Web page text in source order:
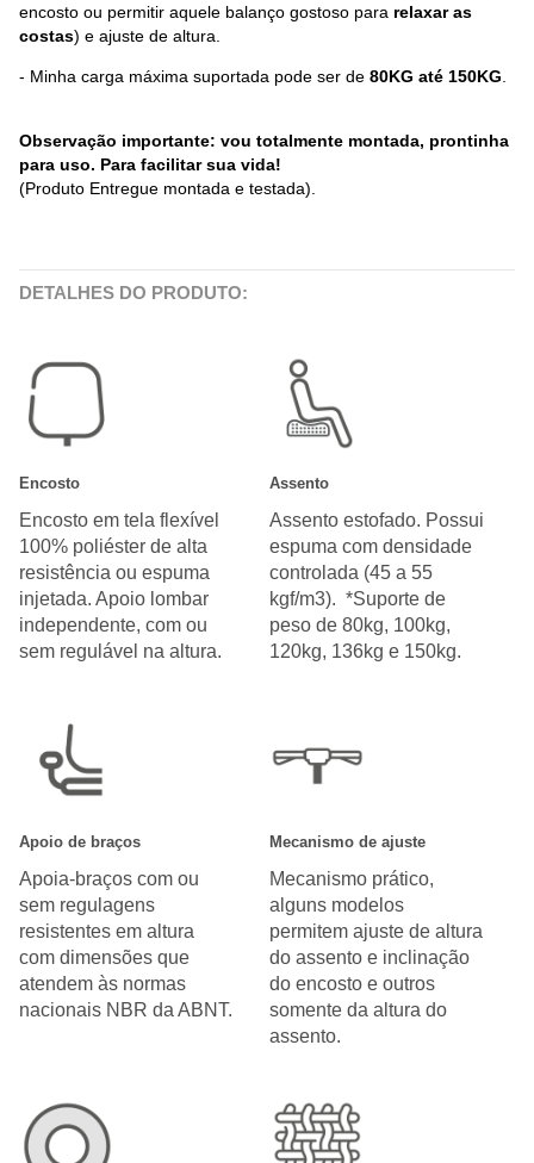
encosto ou permitir aquele balanço gostoso para relaxar as
costas) e ajuste de altura.
- Minha carga máxima suportada pode ser de 80KG até 150KG
Observação importante: vou totalmente montada, prontinha
para uso. Para facilitar sua vida!
(Produto Entregue montada e testada).
DETALHES DO PRODUTO:
Encosto
Encosto em tela flexível
100% poliéster de alta
resistência ou espuma
injetada. Apoio lombar
independente, com ou
sem regulável na altura.
Assento
Assento estofado. Possui
espuma com densidade
controlada (45 a 55
kgf/m3). *Suporte de
peso de 80kg, 100kg,
120kg, 136kg e 150kg.
Apoio de braços
Apoia-braços com ou
sem regulagens
resistentes em altura
com dimensões que
atendem às normas
nacionais NBR da ABNT.
Mecanismo de ajuste
Mecanismo prático,
alguns modelos
permitem ajuste de altura
do assento e inclinação
do encosto e outros
somente da altura do
assento.